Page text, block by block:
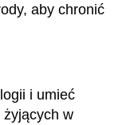
aby chronić
i umieć
żyjących w